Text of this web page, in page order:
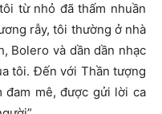
từ nhỏ đã thấm nhuần
rẫy, tôi thường ở nhà
Bolero và dần dần nhạc
tôi. Đến với Thần tượng
đam mê, được gửi lời ca